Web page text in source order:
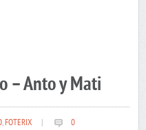
– Anto y Mati
,FOTERIX 0